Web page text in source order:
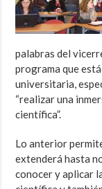
palabras del
programa que
universitaria,
“realizar una
científica”.
Lo anterior
extenderá hasta
conocer y aplicar